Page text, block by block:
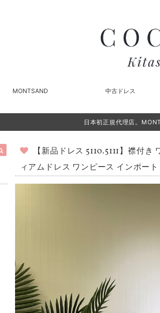
MONTSAND 中古ドレス
日本初正規代理店。
【新品ドレス 5110.5111】襟付
ィアムドレス ワンピース インポー